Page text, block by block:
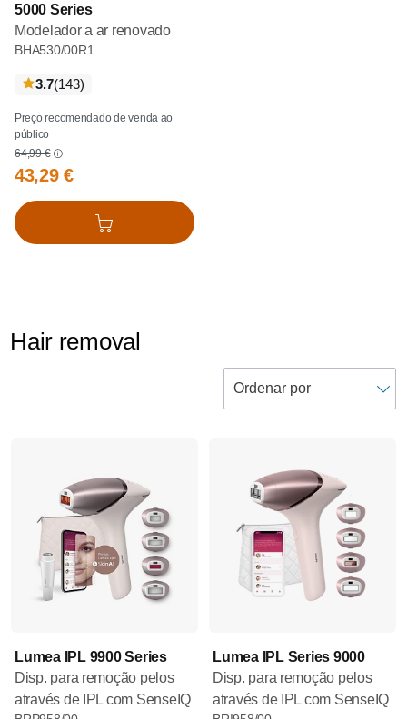
5000 Series
Modelador a ar renovado
BHA530/00R1
3.7(143críticas
)
Preço recomendado de venda ao
público
64,99 €
43,29 €
Adicionar ao cesto
Hair removal
Lumea IPL 9900 Series
Disp. para remoção pelos
através de IPL com SenseIQ
Lumea IPL Series 9000
Disp. para remoção pelos
através de IPL com SenseIQ